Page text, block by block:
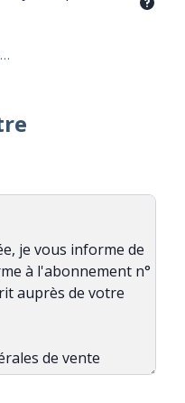
sélectionné